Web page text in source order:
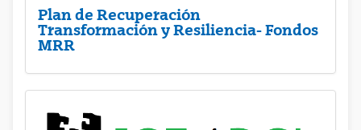
Plan de Recuperación
Transformación y Resiliencia- Fondos
MRR